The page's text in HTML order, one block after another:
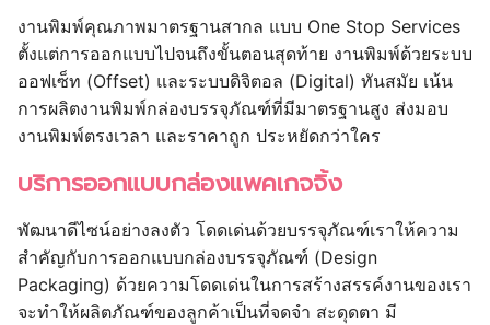
งานพิมพ์คุณภาพมาตรฐานสากล แบบ One Stop Services
ตั้งแต่การออกแบบไปจนถึงขั้นตอนสุดท้าย งานพิมพ์ด้วยระบบ
ออฟเซ็ท (Offset) และระบบดิจิตอล (Digital) ทันสมัย เน้น
การผลิตงานพิมพ์กล่องบรรจุภัณฑ์ที่มีมาตรฐานสูง ส่งมอบ
งานพิมพ์ตรงเวลา และราคาถูก ประหยัดกว่าใคร
บริการออกแบบกล่องแพคเกจจิ้ง
พัฒนาดีไซน์อย่างลงตัว โดดเด่นด้วยบรรจุภัณฑ์เราให้ความ
สำคัญกับการออกแบบกล่องบรรจุภัณฑ์ (Design
Packaging) ด้วยความโดดเด่นในการสร้างสรรค์งานของเรา
จะทำให้ผลิตภัณฑ์ของลูกค้าเป็นที่จดจำ สะดุดตา มี